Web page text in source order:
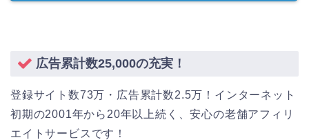
広告累計数25,000の充実！
登録サイト数73万・広告累計数2.5万！インターネット
初期の2001年から20年以上続く、安心の老舗アフィリ
エイトサービスです！